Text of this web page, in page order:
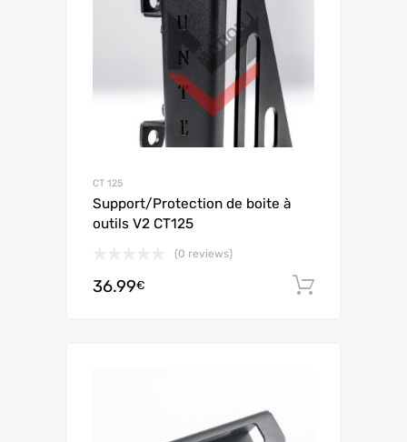
CT 125
Support/Protection de boite à
outils V2 CT125
(0 reviews)
36.99€